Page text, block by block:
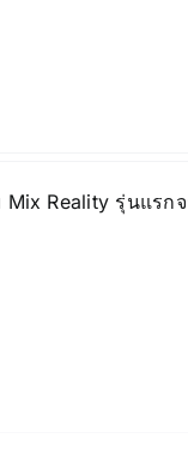
Reality รุ่นแรก